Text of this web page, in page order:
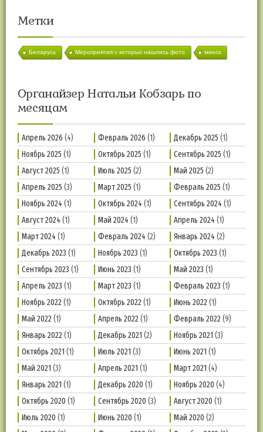
Метки
Беларусь Мероприятия с которых нашлись фото минск
Органайзер Натальи Кобзарь по
месяцам
Апрель 2026 (4) Февраль 2026 (1) Декабрь 2025 (1)
Ноябрь 2025 (1) Октябрь 2025 (1) Сентябрь 2025 (1)
Август 2025 (1) Июль 2025 (2) Май 2025 (2)
Апрель 2025 (3) Март 2025 (1) Февраль 2025 (1)
Ноябрь 2024 (1) Октябрь 2024 (1) Сентябрь 2024 (1)
Август 2024 (1) Май 2024 (1) Апрель 2024 (1)
Март 2024 (1) Февраль 2024 (2) Январь 2024 (2)
Декабрь 2023 (1) Ноябрь 2023 (1) Октябрь 2023 (1)
Сентябрь 2023 (1) Июнь 2023 (1) Май 2023 (1)
Апрель 2023 (1) Март 2023 (1) Февраль 2023 (1)
Ноябрь 2022(1) Октябрь 2022(1) Июнь 2022(1)
Май 2022(1) Апрель 2022(1) Февраль 2022(9)
Январь 2022(1) Декабрь 2021 (2) Ноябрь 2021 (3)
Октябрь 2021 (1) Июль 2021 (3) Июнь 2021 (1)
Май 2021 (3) Апрель 2021 (1) Март 2021 (4)
Январь 2021 (1) Декабрь 2020 (1) Ноябрь 2020 (4)
Октябрь 2020 (1) Сентябрь 2020 (3) Август 2020 (1)
Июль 2020 (1) Июнь 2020 (1) Май 2020 (2)